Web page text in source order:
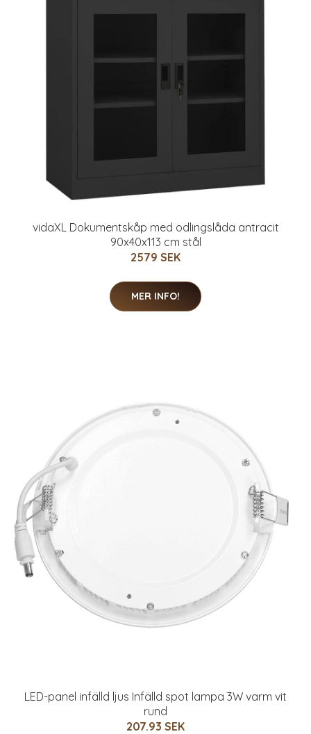
vidaXL Dokumentskåp med odlingslåda antracit
90x40x113 cm stål
2579 SEK
MER INFO!
LED-panel infälld ljus Infälld spot lampa 3W varm vit
rund
207.93 SEK